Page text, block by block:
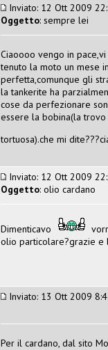
Inviato: 12 Ott 2009
Oggetto: sempre lei
Ciaoooo vengo in
tenuto la moto un mese
perfetta,comunque gli
la tankerite ha
cose da perfezionare
essere la bobina(la
tortuosa).che mi
Inviato: 12 Ott 2009
Oggetto: olio cardano
Dimenticavo
olio particolare?grazie e
Inviato: 13 Ott 2009
Per il cardano, dal sito